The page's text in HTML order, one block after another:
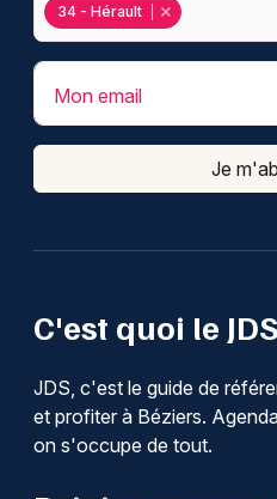
C'est quoi le
JDS, c'est le guide de
et profiter à Béziers.
on s'occupe de tout.
34 - Hérault
Mon email
Je